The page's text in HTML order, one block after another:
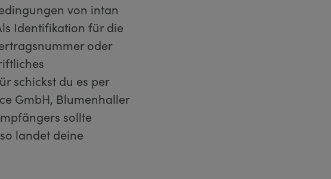
von intan
Identifikation für die
oder
schickst du es per
GmbH, Blumenhaller
sollte
landet deine